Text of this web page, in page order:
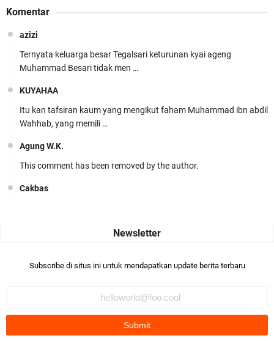
Komentar
azizi
Ternyata keluarga besar Tegalsari keturunan kyai ageng
Muhammad Besari tidak men …
KUYAHAA
Itu kan tafsiran kaum yang mengikut faham Muhammad ibn abdil
Wahhab, yang memili …
Agung W.K.
This comment has been removed by the author.
Cakbas
Bismillaah semoga pembuat artikel Alloh berikan pemahaman yg
Subscribe di situs ini untuk mendapatkan update berita terbaru